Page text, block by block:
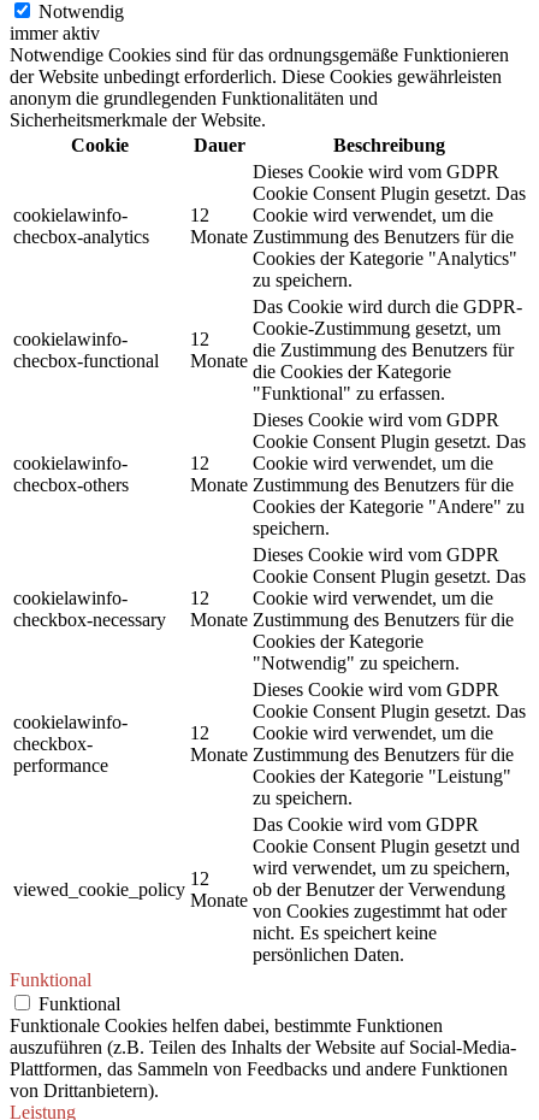
Notwendig
immer aktiv
Notwendige Cookies sind für das ordnungsgemäße Funktionieren
der Website unbedingt erforderlich. Diese Cookies gewährleisten
anonym die grundlegenden Funktionalitäten und
Sicherheitsmerkmale der Website.
Cookie
Dauer Beschreibung
cookielawinfo-
checbox-analytics
12
Monate
Dieses Cookie wird vom GDPR
Cookie Consent Plugin gesetzt. Das
Cookie wird verwendet, um die
Zustimmung des Benutzers für die
Cookies der Kategorie "Analytics"
zu speichern.
cookielawinfo-
checbox-functional
12
Monate
Das Cookie wird durch die GDPR-
Cookie-Zustimmung gesetzt, um
die Zustimmung des Benutzers für
die Cookies der Kategorie
"Funktional" zu erfassen.
cookielawinfo-
checbox-others
12
Monate
Dieses Cookie wird vom GDPR
Cookie Consent Plugin gesetzt. Das
Cookie wird verwendet, um die
Zustimmung des Benutzers für die
Cookies der Kategorie "Andere" zu
speichern.
cookielawinfo-
checkbox-necessary
12
Monate
Dieses Cookie wird vom GDPR
Cookie Consent Plugin gesetzt. Das
Cookie wird verwendet, um die
Zustimmung des Benutzers für die
Cookies der Kategorie
"Notwendig" zu speichern.
cookielawinfo-
checkbox-
performance
12
Monate
Dieses Cookie wird vom GDPR
Cookie Consent Plugin gesetzt. Das
Cookie wird verwendet, um die
Zustimmung des Benutzers für die
Cookies der Kategorie "Leistung"
zu speichern.
viewed_cookie_policy
12
Monate
Das Cookie wird vom GDPR
Cookie Consent Plugin gesetzt und
wird verwendet, um zu speichern,
ob der Benutzer der Verwendung
von Cookies zugestimmt hat oder
nicht. Es speichert keine
persönlichen Daten.
Funktional
Funktional
Funktionale Cookies helfen dabei, bestimmte Funktionen
auszuführen (z.B. Teilen des Inhalts der Website auf Social-Media-
Plattformen, das Sammeln von Feedbacks und andere Funktionen
von Drittanbietern).
Leistung